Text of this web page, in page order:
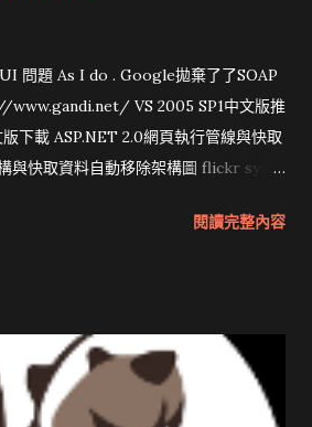
問題 As I do . Google拋棄了了SOAP
VS 2005 SP1中文版推
下載 ASP.NET 2.0網頁執行管線與快取
與快取資料自動移除架構圖 flickr sync
see 國內某SOC疑遭駭客入侵 大砲開講
閱讀完整內容